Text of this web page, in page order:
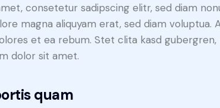
consetetur sadipscing elitr, sed diam
magna aliquyam erat, sed diam voluptua.
et ea rebum. Stet clita kasd gubergren,
dolor sit amet.
quam